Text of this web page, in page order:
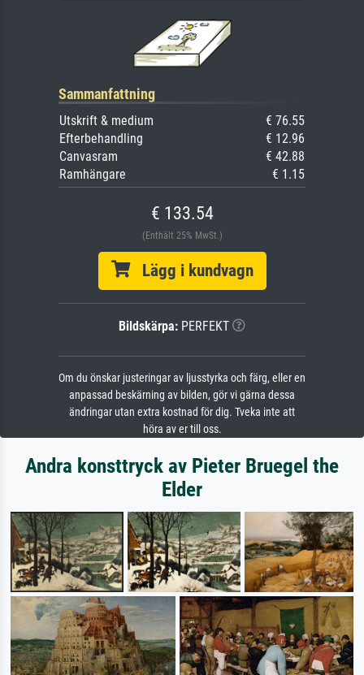
Sammanfattning
Utskrift & medium
€ 76.55
Efterbehandling
€ 12.96
Canvasram
€ 42.88
Ramhängare
€ 1.15
€ 133.54
(Enthält 25% MwSt.)
Lägg i kundvagn
Bildskärpa: PERFEKT
Om du önskar justeringar av ljusstyrka och färg, eller en
anpassad beskärning av bilden, gör vi gärna dessa
ändringar utan extra kostnad för dig. Tveka inte att
höra av er till oss.
Andra konsttryck av Pieter Bruegel the
Elder